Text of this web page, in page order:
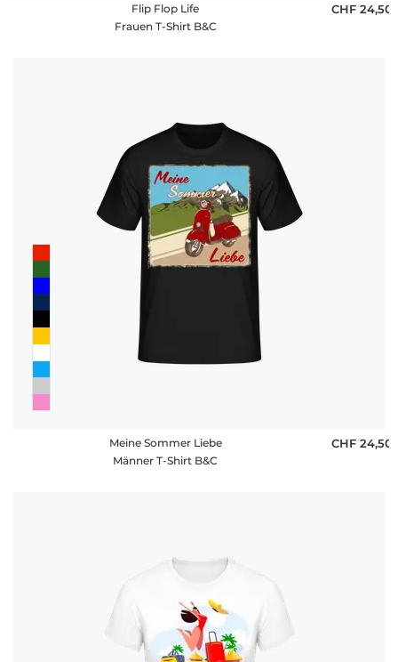
Flip Flop Life
Frauen T-Shirt B&C
CHF 24,50
Meine Sommer Liebe
Männer T-Shirt B&C
CHF 24,50